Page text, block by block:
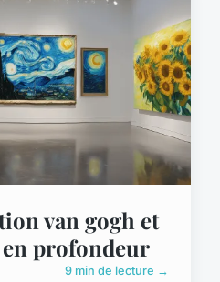
van gogh et
profondeur
9 min de lecture →